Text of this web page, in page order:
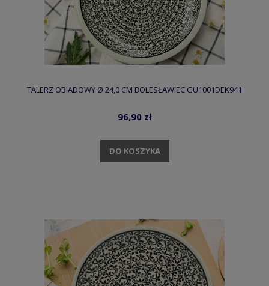
TALERZ OBIADOWY Ø 24,0 CM BOLESŁAWIEC GU1001DEK941
96,90 zł
DO KOSZYKA